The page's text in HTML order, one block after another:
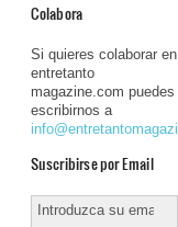
Colabora
Si quieres colaborar en
entretanto
magazine.com puedes
escribirnos a
Suscribirse por Email